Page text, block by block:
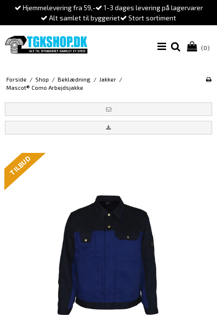
Hjemmelevering fra 59,-
1-3 dages levering på lagervarer
Alt samlet til byggeriet
Stort sortiment
(0)
Forside / Shop / Beklædning / Jakker /
Mascot® Como Arbejdsjakke
TILBUD